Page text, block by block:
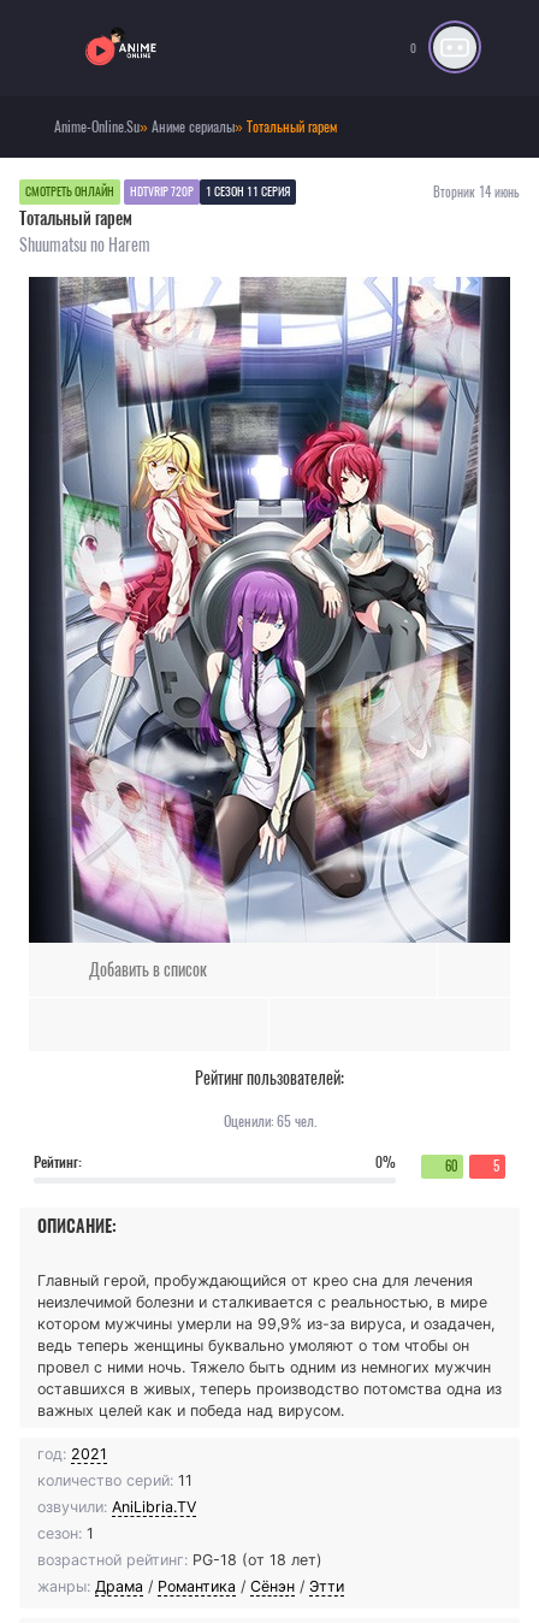
0
Anime-Online.Su»Аниме сериалы» Тотальный гарем
СМОТРЕТЬ ОНЛАЙН HDTVRIP 720P 1 СЕЗОН 11 СЕРИЯ Вторник 14 июнь
Тотальный гарем
Shuumatsu no Harem
Добавить в список
Рейтинг пользователей:
Оценили:65чел.
Рейтинг:
0% 60 5
ОПИСАНИЕ:
Главный герой, пробуждающийся от крео сна для лечения
неизлечимой болезни и сталкивается с реальностью, в мире
котором мужчины умерли на 99,9% из-за вируса, и озадачен,
ведь теперь женщины буквально умоляют о том чтобы он
провел с ними ночь. Тяжело быть одним из немногих мужчин
оставшихся в живых, теперь производство потомства одна из
важных целей как и победа над вирусом.
год: 2021
количество серий: 11
озвучили: AniLibria.TV
сезон: 1
возрастной рейтинг: PG-18 (от 18 лет)
жанры: Драма / Романтика / Сёнэн / Этти